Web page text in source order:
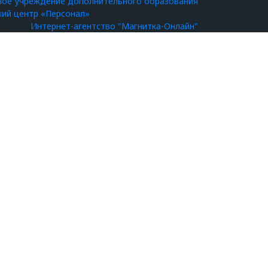
центр «Персонал»
Интернет-агентство "Магнитка-Онлайн"